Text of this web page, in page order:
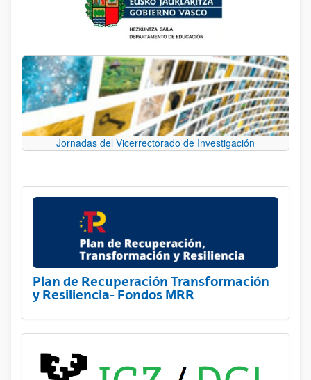
Jornadas del Vicerrectorado de Investigación
Plan de Recuperación Transformación
y Resiliencia- Fondos MRR